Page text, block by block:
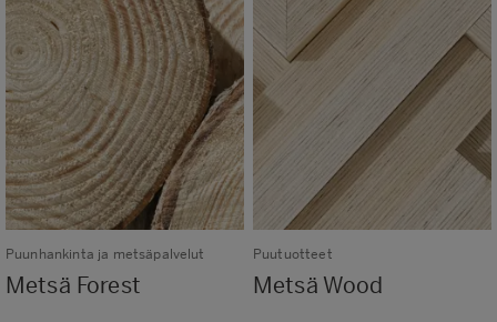
Puunhankinta ja metsäpalvelut
Metsä Forest
Puutuotteet
Metsä Wood